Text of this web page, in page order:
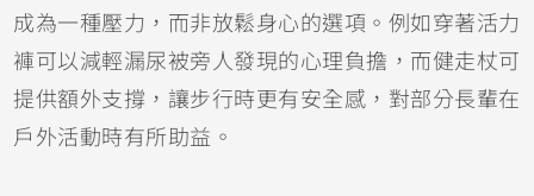
成為一種壓力，而非放鬆身心的選項。例如穿著活力
褲可以減輕漏尿被旁人發現的心理負擔，而健走杖可
提供額外支撐，讓步行時更有安全感，對部分長輩在
戶外活動時有所助益。